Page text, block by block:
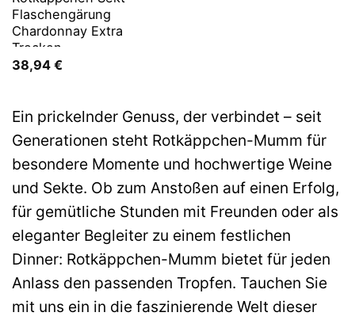
Flaschengärung
Chardonnay Extra
Trocken
38,94 €
Ein prickelnder Genuss, der verbindet – seit
Generationen steht Rotkäppchen-Mumm für
besondere Momente und hochwertige Weine
und Sekte. Ob zum Anstoßen auf einen Erfolg,
für gemütliche Stunden mit Freunden oder als
eleganter Begleiter zu einem festlichen
Dinner: Rotkäppchen-Mumm bietet für jeden
Anlass den passenden Tropfen. Tauchen Sie
mit uns ein in die faszinierende Welt dieser